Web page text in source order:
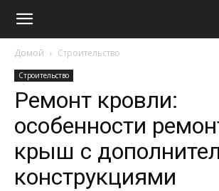
Домой Строительство
Строительство
Ремонт кровли:
особенности
крыш с
конструкциями